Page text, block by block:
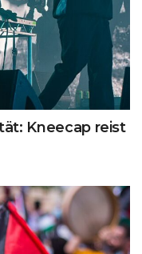
Kneecap reist